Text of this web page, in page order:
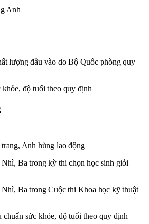
Anh
lượng đầu vào do Bộ Quốc phòng quy
độ tuổi theo quy định
Anh hùng lao động
Ba trong kỳ thi chọn học sinh giỏi
Ba trong Cuộc thi Khoa học kỹ thuật
sức khỏe, độ tuổi theo quy định